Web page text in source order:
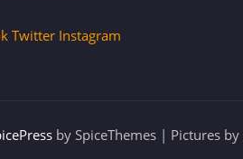
Twitter Instagram
by SpiceThemes | Pictures by